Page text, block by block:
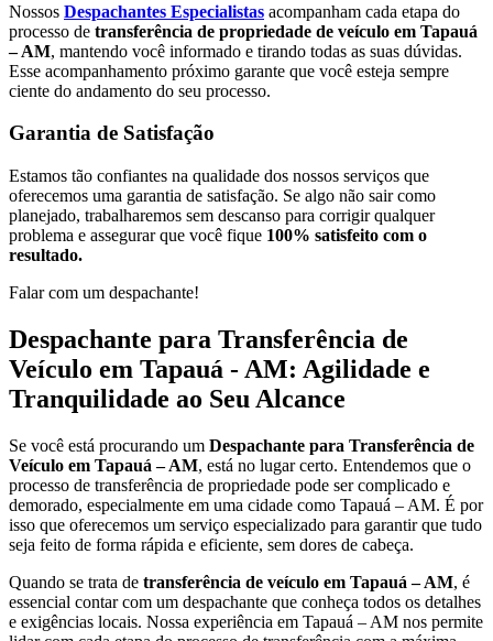
Nossos Despachantes Especialistas acompanham cada etapa do
processo de transferência de propriedade de veículo em Tapauá
– AM, mantendo você informado e tirando todas as suas dúvidas.
Esse acompanhamento próximo garante que você esteja sempre
ciente do andamento do seu processo.
Garantia de Satisfação
Estamos tão confiantes na qualidade dos nossos serviços que
oferecemos uma garantia de satisfação. Se algo não sair como
planejado, trabalharemos sem descanso para corrigir qualquer
problema e assegurar que você fique 100% satisfeito com o
resultado.
Falar com um despachante!
Despachante para Transferência de
Veículo em Tapauá - AM: Agilidade e
Tranquilidade ao Seu Alcance
Se você está procurando um Despachante para Transferência de
Veículo em Tapauá – AM, está no lugar certo. Entendemos que o
processo de transferência de propriedade pode ser complicado e
demorado, especialmente em uma cidade como Tapauá – AM. É por
isso que oferecemos um serviço especializado para garantir que tudo
seja feito de forma rápida e eficiente, sem dores de cabeça.
Quando se trata de transferência de veículo em Tapauá – AM, é
essencial contar com um despachante que conheça todos os detalhes
e exigências locais. Nossa experiência em Tapauá – AM nos permite